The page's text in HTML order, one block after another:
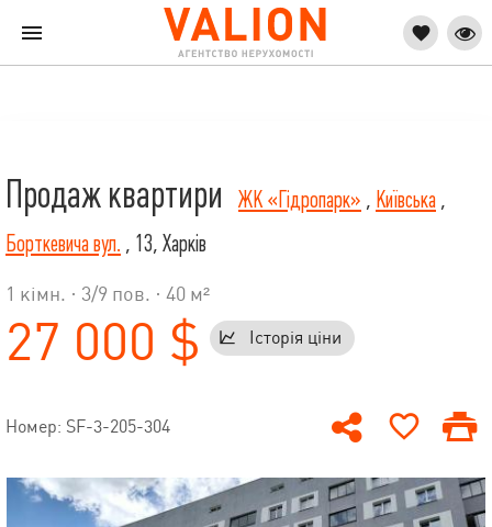
Продаж квартири ЖК «Гідропарк» , Київська ,
Борткевича вул. , 13, Харків
1 кімн. · 3/9 пов. · 40 м²
27 000 $ Історія ціни
Номер: SF-3-205-304